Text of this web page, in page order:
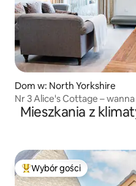
Dom w: North Yorkshire
Nr 3 Alice's Cottage –
w prywatnym ogrodzie
Mieszkania z
Najpopularniejsze z
Wybór gości